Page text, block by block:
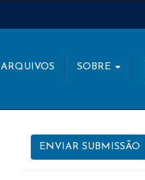
ARQUIVOS SOBRE
ENVIAR
SUBMISSÃO
ENVIAR SUBMISSÃO